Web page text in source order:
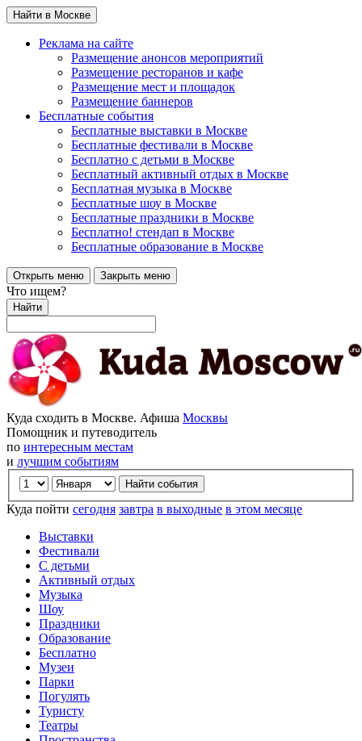
Найти в Москве
Реклама на сайте
Размещение анонсов мероприятий
Размещение ресторанов и кафе
Размещение мест и площадок
Размещение баннеров
Бесплатные события
Бесплатные выставки в Москве
Бесплатные фестивали в Москве
Бесплатно с детьми в Москве
Бесплатный активный отдых в Москве
Бесплатная музыка в Москве
Бесплатные шоу в Москве
Бесплатные праздники в Москве
Бесплатно! стендап в Москве
Бесплатные образование в Москве
Открыть меню Закрыть меню
Что ищем?
Найти
Куда сходить в Москве. Афиша Москвы
Помощник и путеводитель
по интересным местам
и лучшим событиям
Куда пойти сегодня завтра в выходные в этом месяце
Выставки
Фестивали
С детьми
Активный отдых
Музыка
Шоу
Праздники
Образование
Бесплатно
Музеи
Парки
Погулять
Туристу
Театры